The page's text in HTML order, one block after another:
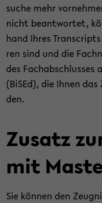
su­che mehr
nicht be­ant­wor­tet,
hand Ihres
ren sind und die
des Fach­ab­schlus­ses
(BiSEd), die Ihnen
den.
Zu­satz
mit
Sie kön­nen den